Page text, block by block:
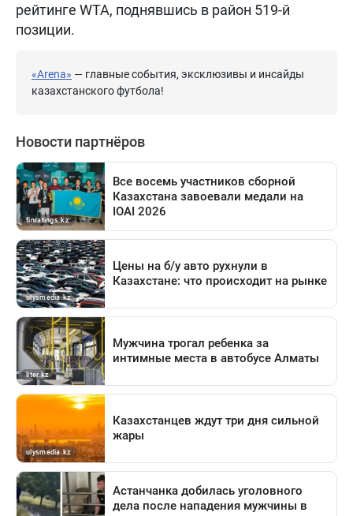
рейтинге WTA, поднявшись в район 519-й
позиции.
«Arena» — главные события, эксклюзивы и инсайды
казахстанского футбола!